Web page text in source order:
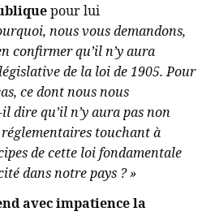
pour lui
nous vous demandons,
confirmer qu’il n’y aura
de la loi de 1905. Pour
ce dont nous nous
dire qu’il n’y aura pas non
touchant à
de cette loi fondamentale
dans notre pays ? »
avec impatience la